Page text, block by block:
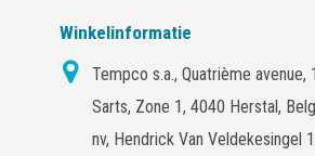
Winkelinformatie
Tempco s.a., Quatrième avenue,
Sarts, Zone 1, 4040 Herstal,
nv, Hendrick Van Veldekesingel